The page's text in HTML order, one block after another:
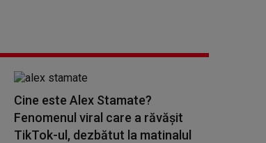
Cine este Alex Stamate?
Fenomenul viral care a răvășit
TikTok-ul, dezbătut la matinalul